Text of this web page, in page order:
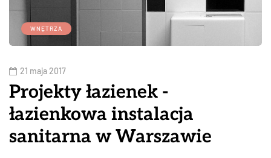
WNĘTRZA
21 maja 2017
Projekty łazienek -
łazienkowa instalacja
sanitarna w Warszawie